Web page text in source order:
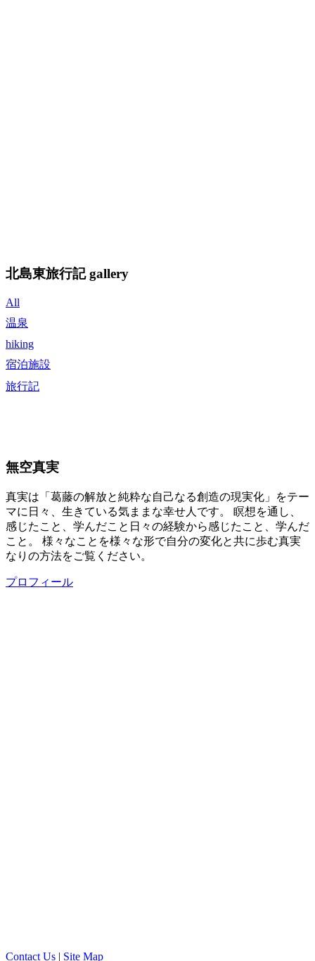
北島東旅行記 gallery
All
温泉
hiking
宿泊施設
旅行記
無空真実
真実は「葛藤の解放と純粋な自己なる創造の現実化」をテー
マに日々、生きている気ままな幸せ人です。 瞑想を通し、
感じたこと、学んだこと日々の経験から感じたこと、学んだ
こと。 様々なことを様々な形で自分の変化と共に歩む真実
なりの方法をご覧ください。
プロフィール
Contact Us | Site Map